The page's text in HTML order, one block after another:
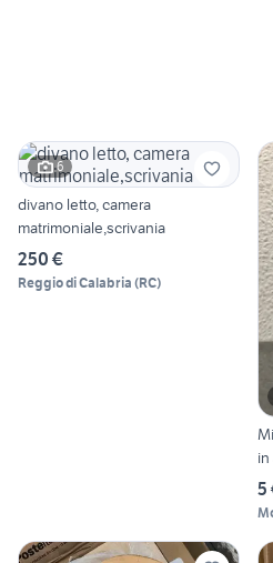
6
divano letto, camera
matrimoniale,scrivania
250 €
Reggio di Calabria (RC)
in
5